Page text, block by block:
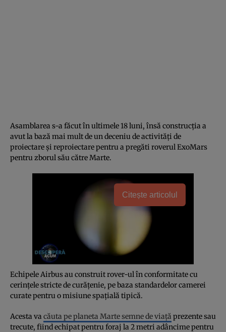
Asamblarea s-a făcut în ultimele 18 luni, însă construcţia a
avut la bază mai mult de un deceniu de activităţi de
proiectare şi reproiectare pentru a pregăti roverul ExoMars
pentru zborul său către Marte.
Citește articolul
Echipele Airbus au construit rover-ul în conformitate cu
cerinţele stricte de curăţenie, pe baza standardelor camerei
curate pentru o misiune spaţială tipică.
Acesta va căuta pe planeta Marte semne de viaţă prezente sau
trecute, fiind echipat pentru foraj la 2 metri adâncime pentru